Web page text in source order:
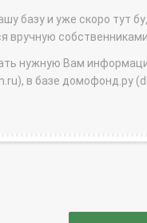
базу и уже скоро тут
вручную
нужную Вам
в базе домофонд.ру